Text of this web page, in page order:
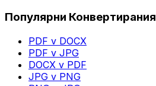
Популярни Конвертирания
PDF v DOCX
PDF v JPG
DOCX v PDF
JPG v PNG